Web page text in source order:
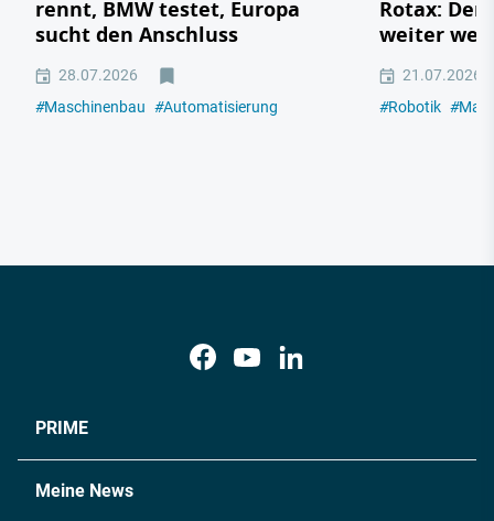
rennt, BMW testet, Europa
sucht den Anschluss
28.07.2026
#Maschinenbau #Automatisierung
Rotax: Der
weiter
21.07.2026
#Robotik #
PRIME
Meine News